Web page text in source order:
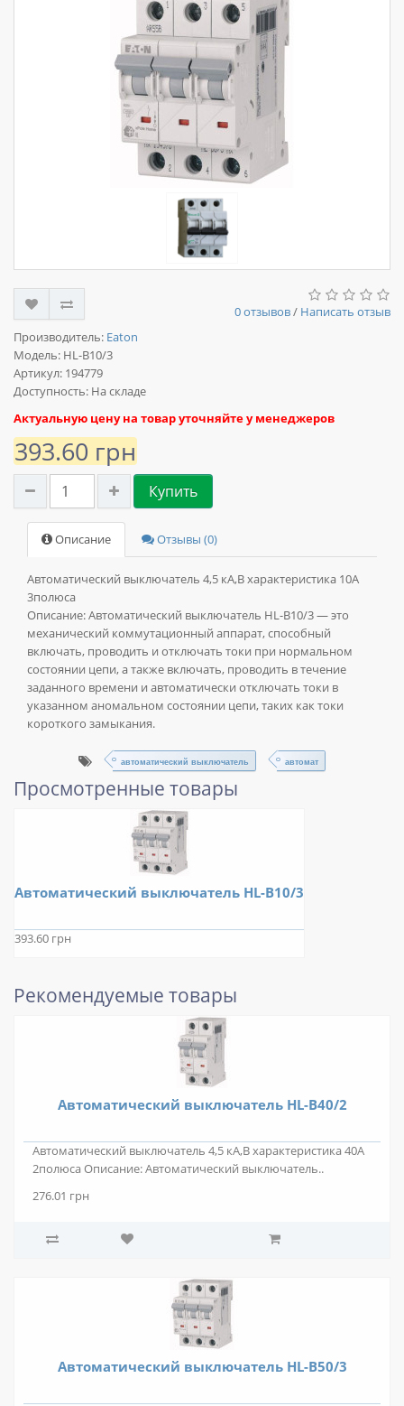
0 отзывов/ Написать отзыв
Производитель: Eaton
Модель: HL-B10/3
Артикул: 194779
Доступность: На складе
Актуальную цену на товар уточняйте у менеджеров
393.60 грн
Купить
Описание Отзывы (0)
Автоматический выключатель 4,5 кА,В характеристика 10А
3полюса
Описание:Автоматический выключатель HL-B10/3 — это
механический коммутационный аппарат, способный
включать, проводить и отключать токи при нормальном
состоянии цепи, а также включать, проводить в течение
заданного времени и автоматически отключать токи в
указанном аномальном состоянии цепи, таких как токи
короткого замыкания.
автоматический выключатель автомат
Просмотренные товары
Автоматический выключатель HL-B10/3
393.60 грн
Рекомендуемые товары
Автоматический выключатель HL-B40/2
Автоматический выключатель 4,5 кА,В характеристика 40А
2полюса Описание: Автоматический выключатель..
276.01 грн
Автоматический выключатель HL-B50/3